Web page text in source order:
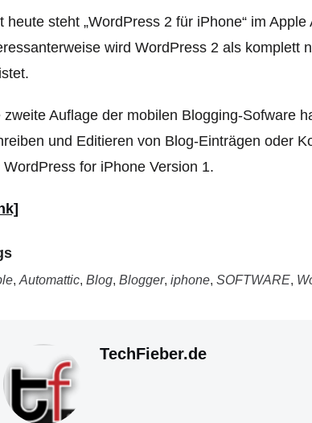
heute steht „WordPress 2 für iPhone“ im
wird WordPress 2 als komplett
zweite Auflage der mobilen Blogging-Sofware
und Editieren von Blog-Einträgen oder
WordPress for iPhone Version 1.
, Automattic, Blog, Blogger, iphone, SOFTWARE,
TechFieber.de